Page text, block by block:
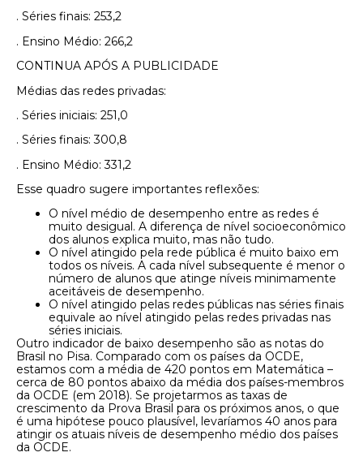
. Séries finais: 253,2
. Ensino Médio: 266,2
CONTINUA APÓS A PUBLICIDADE
Médias das redes privadas:
. Séries iniciais: 251,0
. Séries finais: 300,8
. Ensino Médio: 331,2
Esse quadro sugere importantes reflexões:
O nível médio de desempenho entre as redes é
muito desigual. A diferença de nível socioeconômico
dos alunos explica muito, mas não tudo.
O nível atingido pela rede pública é muito baixo em
todos os níveis. A cada nível subsequente é menor o
número de alunos que atinge níveis minimamente
aceitáveis de desempenho.
O nível atingido pelas redes públicas nas séries finais
equivale ao nível atingido pelas redes privadas nas
séries iniciais.
Outro indicador de baixo desempenho são as notas do
Brasil no Pisa. Comparado com os países da OCDE,
estamos com a média de 420 pontos em Matemática –
cerca de 80 pontos abaixo da média dos países-membros
da OCDE (em 2018). Se projetarmos as taxas de
crescimento da Prova Brasil para os próximos anos, o que
é uma hipótese pouco plausível, levaríamos 40 anos para
atingir os atuais níveis de desempenho médio dos países
da OCDE.